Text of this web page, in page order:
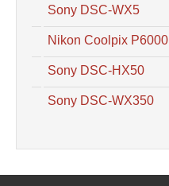
Sony DSC-WX5
Nikon Coolpix P6000
Sony DSC-HX50
Sony DSC-WX350